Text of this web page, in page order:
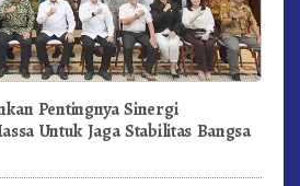
Pentingnya Sinergi
Untuk Jaga Stabilitas Bangsa